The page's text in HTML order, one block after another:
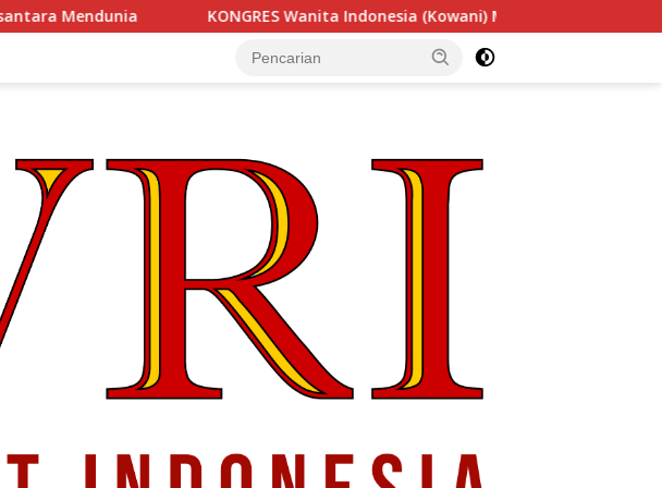
KONGRES Wanita Indonesia (Kowani) Memperkuat Gerakan ‘Tempe Indonesia Goes to